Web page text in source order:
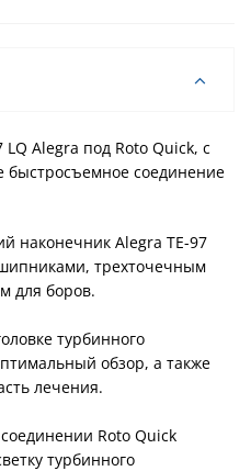
Alegra под Roto Quick, с
быстросъемное соединение
наконечник Alegra TE-97
трехточечным
для боров.
турбинного
обзор, а также
лечения.
Roto Quick
турбинного